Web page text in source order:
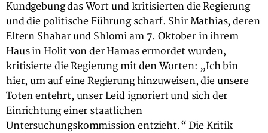
Kundgebung das Wort und kritisierten die Regierung
und die politische Führung scharf. Shir Mathias, deren
Eltern Shahar und Shlomi am 7. Oktober in ihrem
Haus in Holit von der Hamas ermordet wurden,
kritisierte die Regierung mit den Worten: „Ich bin
hier, um auf eine Regierung hinzuweisen, die unsere
Toten entehrt, unser Leid ignoriert und sich der
Einrichtung einer staatlichen
Untersuchungskommission entzieht.“ Die Kritik